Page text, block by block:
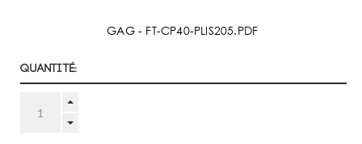
GAG - FT-CP40-PLIS205.PDF
Quantité: